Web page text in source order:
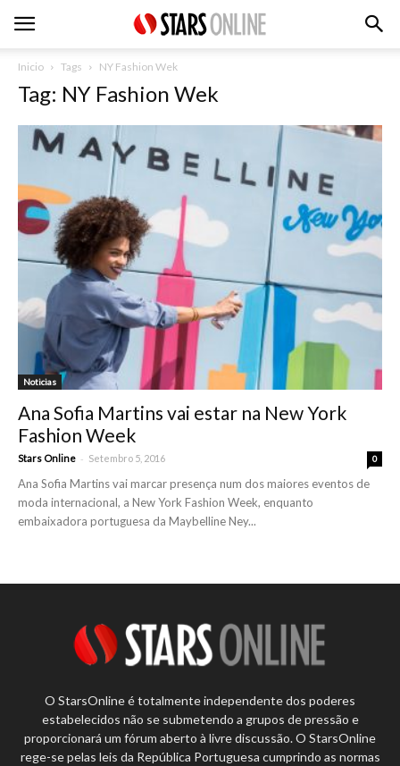
Inicio Tags NY Fashion Wek
Tag: NY Fashion Wek
Noticias
Ana Sofia Martins vai estar na New York
Fashion Week
Stars Online - Setembro 5, 2016 0
Ana Sofia Martins vai marcar presença num dos maiores eventos de
moda internacional, a New York Fashion Week, enquanto
embaixadora portuguesa da Maybelline Ney...
O StarsOnline é totalmente independente dos poderes
estabelecidos não se submetendo a grupos de pressão e
proporcionará um fórum aberto à livre discussão. O StarsOnline
rege-se pelas leis da República Portuguesa cumprindo as normas